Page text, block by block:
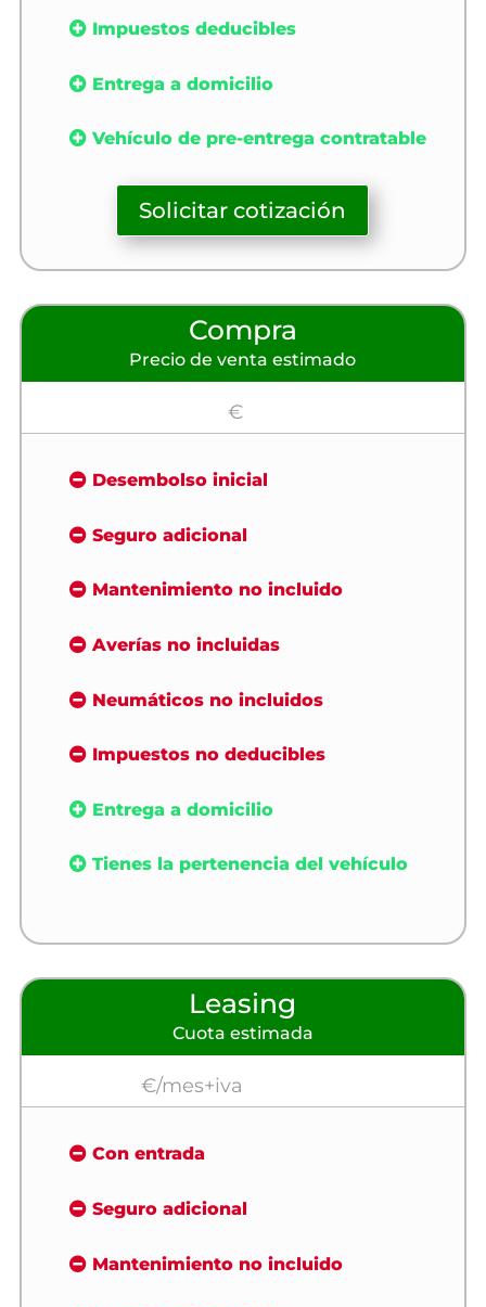
Impuestos deducibles
Entrega a domicilio
Vehículo de pre-entrega contratable
Solicitar cotización
Compra
Precio de venta estimado
€
Desembolso inicial
Seguro adicional
Mantenimiento no incluido
Averías no incluidas
Neumáticos no incluidos
Impuestos no deducibles
Entrega a domicilio
Tienes la pertenencia del vehículo
Leasing
Cuota estimada
€/mes+iva
Con entrada
Seguro adicional
Mantenimiento no incluido